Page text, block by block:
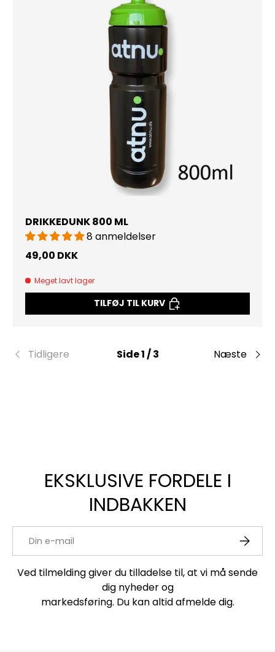
DRIKKEDUNK 800 ML
8 anmeldelser
49,00 DKK
Meget lavt lager
TILFØJ TIL KURV
Tidligere Side 1 / 3 Næste
EKSKLUSIVE FORDELE I
INDBAKKEN
Ved tilmelding giver du tilladelse til, at vi må sende
dig nyheder og
markedsføring. Du kan altid afmelde dig.